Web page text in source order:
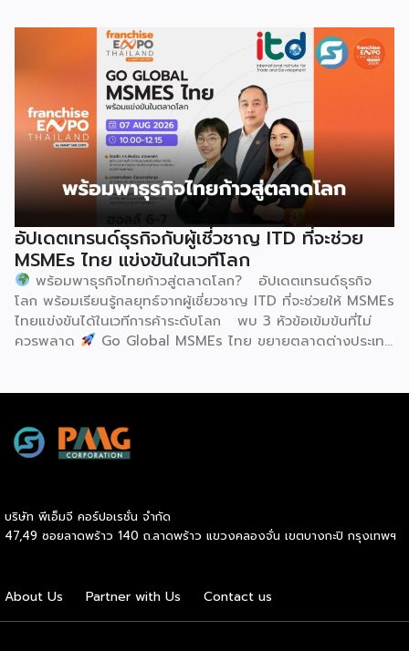
ผ่านชามใส่น้ำที่วางเรียงเอาไว้ โดยต้องทรงตัวด้วยความแม่นยำ
อย่างน่าอัศจรรย์ พร้อมรังสรรค์ลีลาท่ารำอันตื่นตาตื่นใจ ไม่ว่าจะ
เป็นท่านางแอ่นบิน พีระมิดมนุษย์ หรือท่ามังกรพลิกกาย การ
ผสานท่วงทำนอง การเคลื่อนไหว ลมหายใจ และพละกำลังเข้าด้วย
กันอย่างสมบูรณ์แบบนี้เอง ที่หล่อหลอมให้เกิดเป็นสุนทรียศาสตร์
อันเป็นเอกลักษณ์ของศิลปะโบราณชนิดนี้ นับตั้งแต่คริสต์
ทศวรรษ 1990 เป็นต้นมา กุนซานจูได้รับการยอมรับอย่างกว้าง
ขวางทั้งในและต่างประเทศ […]
Ecosystem (ขับเคลื่อนด้วยเทคโนโลยี มุ่งกระชับความร่วมมือ
สร้างระบบนิเวศอุตสาหกรรมนมโลกอย่างยั่งยืน) ถือเป็นเวทีระดับ
โลกที่รวบรวมผู้นำจากสมาคมการค้านานาชาติ นักวิชาการ และผู้
บริหารระดับสูงตลอดห่วงโซ่คุณค่าของอุตสาหกรรมนมทั่วโลก
ฮูฮอตขึ้นแท่นเมืองหลวงแห่งอุตสาหกรรมนมโลกอย่างเป็น
ทางการ ในพิธีเปิดการประชุม สหพันธ์วิทยาศาสตร์และ
เทคโนโลยีการอาหารนานาชาติ (IUFoST) ได้มอบป้ายประกาศ
เกียรติคุณและรางวัลที่ระลึก เพื่อรับรองให้เมืองฮูฮอตดำรง
ตำแหน่ง World Dairy Capital หรือเมืองหลวงแห่ง
อุตสาหกรรมนมโลก อย่างเป็นทางการ ดร.ภาวิณี ชินะโชติ
ประธานบริหาร IUFoST กล่าวในพิธีเปิดว่า การมอบตำแหน่งดัง
กล่าวถือเป็นสัญญาณแห่งความสำเร็จที่สะท้อนความมุ่งมั่นทุ่มเท
ของเมืองฮูฮอตในการยกระดับอุตสาหกรรมนม พร้อมกล่าวเสริม
ว่า รางวัลอันทรงเกียรตินี้ยังมุ่งหวังให้เป็นแรงขับเคลื่อนแก่
องค์กรระดับแถวหน้าอย่าง Yili Group […]
อัปเดตเทรนด์ธุรกิจกับผู้เชี่วชาญ ITD ที่จะช่วย
MSMEs ไทย แข่งขันในเวทีโลก
พร้อมพาธุรกิจไทยก้าวสู่ตลาดโลก? อัปเดตเทรนด์ธุรกิจ
โลก พร้อมเรียนรู้กลยุทธ์จากผู้เชี่ยวชาญ ITD ที่จะช่วยให้ MSMEs
ไทยแข่งขันได้ในเวทีการค้าระดับโลก พบ 3 หัวข้อเข้มข้นที่ไม่
ควรพลาด
Go Global MSMEs ไทย ขยายตลาดต่างประเทศ
ธุรกิจ ผู้ประกอบการ และผู้ที่กำลังวางแผนขยายตลาด
สิงหาคม 2569 | 10.00 – 12.15 น.
บริษัท พีเอ็มจี คอร์ปอเรชั่น จำกัด
47,49 ซอยลาดพร้าว 140 ถ.ลาดพร้าว แขวงคลองจั่น เขตบางกะปิ กรุงเทพฯ
About Us Partner with Us Contact us